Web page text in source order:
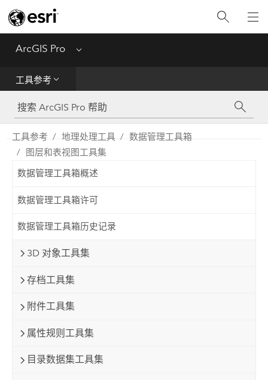
ArcGIS Pro Menu
工具参考
工具参考
Python
SDK
工具参考 地理处理工具
数据管理工具箱
图层和表视图工具集
数据管理工具箱概述
数据管理工具箱许可
数据管理工具箱历史记录
3D 对象工具集
存档工具集
附件工具集
属性规则工具集
目录数据集工具集